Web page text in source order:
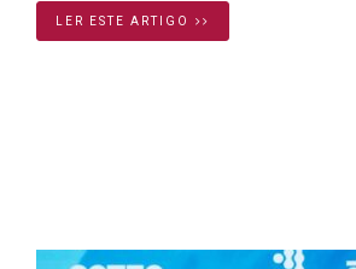
LER ESTE ARTIGO